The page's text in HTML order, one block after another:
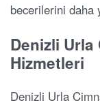
becerilerini daha
Denizli
Hizmetleri
Denizli Urla